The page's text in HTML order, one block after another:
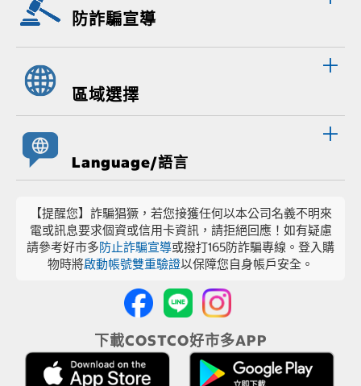
防詐騙宣導
區域選擇
Language/語言
【提醒您】詐騙猖獗，若您接獲任何以本公司名義不明來
電或訊息要求個資或信用卡資訊，請拒絕回應！如有疑慮
請參考好市多防止詐騙宣導或撥打165防詐騙專線。登入購
物時將啟動帳號雙重驗證以保障您自身帳戶安全。
下載COSTCO好市多APP